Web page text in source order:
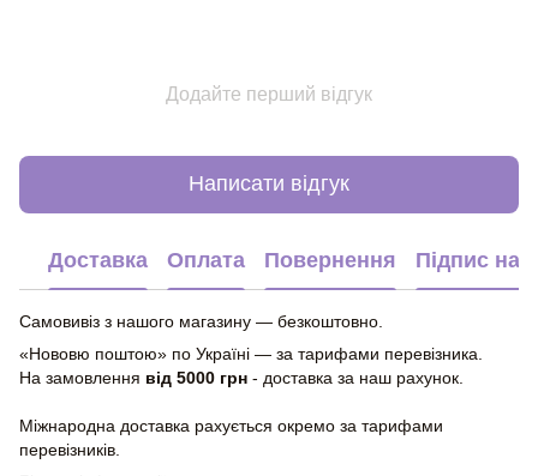
Додайте перший відгук
Написати відгук
Доставка Оплата Повернення Підпис на
Самовивіз з нашого магазину — безкоштовно.
«Нововю поштою» по Україні — за тарифами перевізника.
На замовлення від 5000 грн - доставка за наш рахунок.
Міжнародна доставка рахується окремо за тарифами
перевізників.